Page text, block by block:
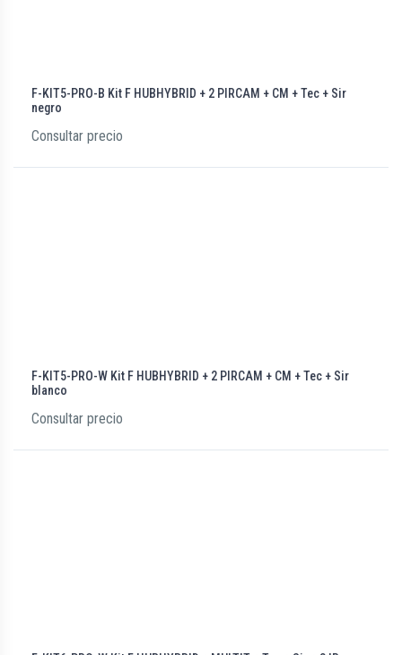
F-KIT5-PRO-B Kit F HUBHYBRID + 2 PIRCAM + CM + Tec + Sir
negro
Consultar precio
F-KIT5-PRO-W Kit F HUBHYBRID + 2 PIRCAM + CM + Tec + Sir
blanco
Consultar precio